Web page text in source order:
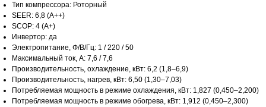
Тип компрессора: Роторный
SEER: 6,8 (A++)
SCOP: 4 (A+)
Инвертор: да
Электропитание, Ф/В/Гц: 1 / 220 / 50
Максимальный ток, А: 7,6 / 7,6
Производительность, охлаждение, кВт: 6,2 (1,8–6,9)
Производительность, нагрев, кВт: 6,50 (1,30–7,03)
Потребляемая мощность в режиме охлаждения, кВт: 1,827 (0,450–2,200)
Потребляемая мощность в режиме обогрева, кВт: 1,912 (0,450–2,300)